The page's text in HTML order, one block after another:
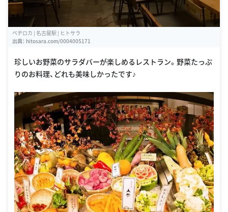
ベヂロカ | 名古屋駅 | ヒトサラ
出典： hitosara.com/0004005171
珍しいお野菜のサラダバーが楽しめるレストラン。野菜たっぷ
りのお料理、どれも美味しかったです♪